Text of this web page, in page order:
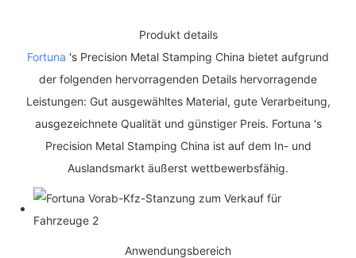
Produkt details
Fortuna 's Precision Metal Stamping China bietet aufgrund
der folgenden hervorragenden Details hervorragende
Leistungen: Gut ausgewähltes Material, gute Verarbeitung,
ausgezeichnete Qualität und günstiger Preis. Fortuna 's
Precision Metal Stamping China ist auf dem In- und
Auslandsmarkt äußerst wettbewerbsfähig.
Anwendungsbereich